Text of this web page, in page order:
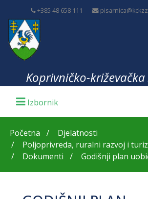
+385 48 658 111
Koprivničko-
Početna
Djelatnosti
Poljoprivreda, ruralni razvoj i
Dokumenti
Godišnji plan